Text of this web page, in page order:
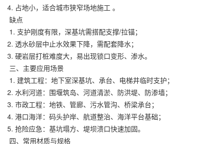
4. 占地小，适合城市狭窄场地施工 。
缺点
1. 支护刚度有限，深基坑需搭配支撑/拉锚；
2. 透水砂层中止水效果下降，需配套降水；
3. 硬岩层打桩难度大，易出现锁口变形、渗水。
三、主要应用场景
1. 建筑工程：地下室深基坑、承台、电梯井临时支护；
2. 水利河道：围堰筑岛、河道清淤、防洪堤、防渗墙；
3. 市政工程：地铁、管廊、污水管沟、桥梁承台；
4. 港口海洋：码头护岸、航道整治、海洋平台基础；
5. 抢险应急：基坑塌方、堤坝溃口快速加固。
四、常用材质与规格